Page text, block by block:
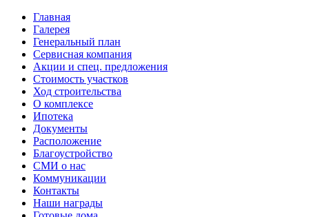
Главная
Галерея
Генеральный план
Сервисная компания
Акции и спец. предложения
Стоимость участков
Ход строительства
О комплексе
Ипотека
Документы
Расположение
Благоустройство
СМИ о нас
Коммуникации
Контакты
Наши награды